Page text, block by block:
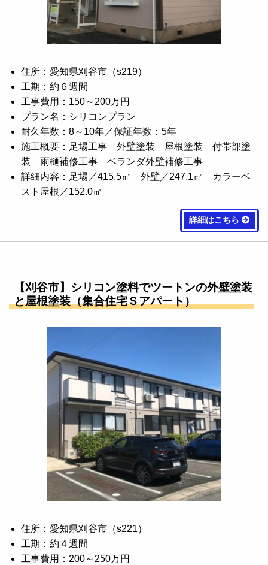
住所：愛知県刈谷市（s219）
工期：約６週間
工事費用：150～200万円
プラン名：シリコンプラン
耐久年数：8～10年／保証年数：5年
施工概要：足場工事 外壁塗装 屋根塗装 付帯部塗
装 雨樋補修工事 ベランダ外壁補修工事
詳細内容：足場／415.5㎡ 外壁／247.1㎡ カラーベ
スト屋根／152.0㎡
詳細はこちら
【刈谷市】シリコン塗料でツートンの外壁塗装
と屋根塗装（集合住宅Ｓアパート）
住所：愛知県刈谷市（s221）
工期：約４週間
工事費用：200～250万円